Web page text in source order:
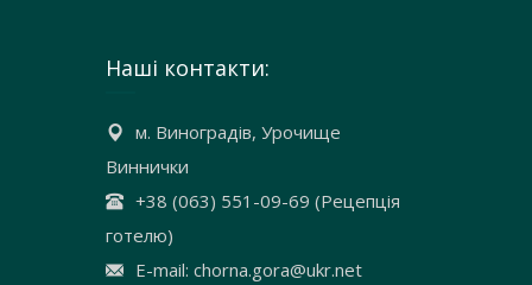
Наші контакти:
м. Виноградів, Урочище
Виннички
+38 (063) 551-09-69 (Рецепція
готелю)
E-mail: chorna.gora@ukr.net